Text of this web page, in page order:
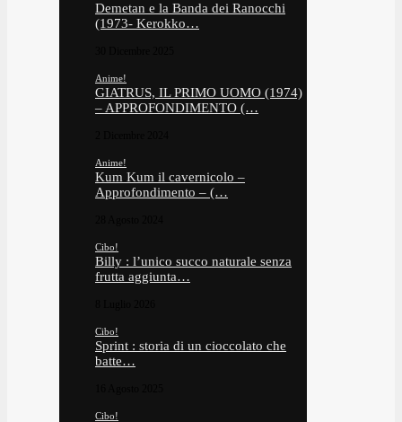
Demetan e la Banda dei Ranocchi
(1973- Kerokko…
Anime!
GIATRUS, IL PRIMO UOMO (1974)
– APPROFONDIMENTO (…
Anime!
Kum Kum il cavernicolo –
Approfondimento – (…
Cibo!
Billy : l’unico succo naturale senza
frutta aggiunta…
Cibo!
Sprint : storia di un cioccolato che
batte…
Cibo!